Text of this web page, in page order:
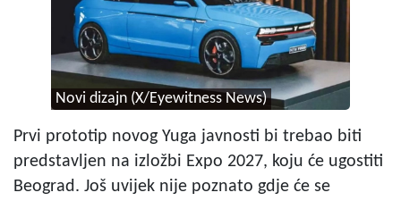
Novi dizajn (X/Eyewitness News)
Prvi prototip novog Yuga javnosti bi trebao biti
predstavljen na izložbi Expo 2027, koju će ugostiti
Beograd. Još uvijek nije poznato gdje će se